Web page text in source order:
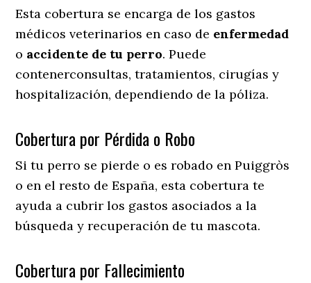
Esta cobertura se encarga de los gastos
médicos veterinarios en caso de enfermedad
o accidente de tu perro. Puede
contenerconsultas, tratamientos, cirugías y
hospitalización, dependiendo de la póliza.
Cobertura por Pérdida o Robo
Si tu perro se pierde o es robado en Puiggròs
o en el resto de España, esta cobertura te
ayuda a cubrir los gastos asociados a la
búsqueda y recuperación de tu mascota.
Cobertura por Fallecimiento